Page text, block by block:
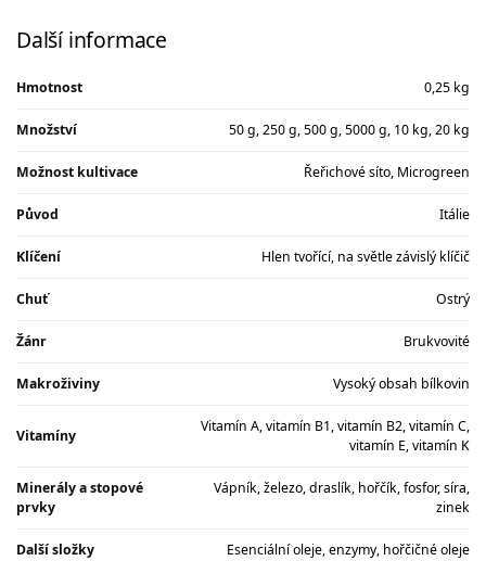
Další informace
Hmotnost 0,25 kg
Množství 50 g, 250 g, 500 g, 5000 g, 10 kg, 20 kg
Možnost kultivace Řeřichové síto, Microgreen
Původ Itálie
Klíčení Hlen tvořící, na světle závislý klíčič
Chuť Ostrý
Žánr Brukvovité
Makroživiny Vysoký obsah bílkovin
Vitamíny
Vitamín A, vitamín B1, vitamín B2, vitamín C,
vitamín E, vitamín K
Minerály a stopové
prvky
Vápník, železo, draslík, hořčík, fosfor, síra,
zinek
Další složky Esenciální oleje, enzymy, hořčičné oleje